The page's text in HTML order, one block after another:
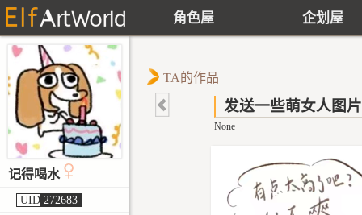
角色屋 企划屋
记得喝水
UID 272683
TA的作品
发送一些萌女人图片
None